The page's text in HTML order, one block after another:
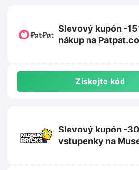
Slevový kupón -
nákup na
Získejte kód
Slevový kupón -
vstupenky na